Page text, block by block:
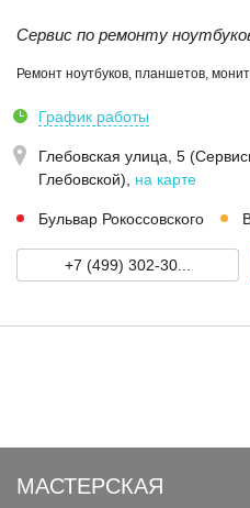
Сервис по ремонту
Ремонт ноутбуков, планшетов,
График работы
Глебовская улица, 5
Глебовской)
на карте
Бульвар Рокоссовского
+7 (499) 302-30...
МАСТЕРСКАЯ